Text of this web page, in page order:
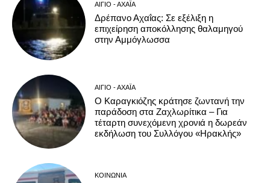
ΑΊΓΙΟ - ΑΧΑΪ́Α
Δρέπανο Αχαΐας: Σε εξέλιξη η
επιχείρηση αποκόλλησης θαλαμηγού
στην Αμμόγλωσσα
ΑΊΓΙΟ - ΑΧΑΪ́Α
Ο Καραγκιόζης κράτησε ζωντανή την
παράδοση στα Ζαχλωρίτικα – Για
τέταρτη συνεχόμενη χρονιά η δωρεάν
εκδήλωση του Συλλόγου «Ηρακλής»
ΚΟΙΝΩΝΊΑ